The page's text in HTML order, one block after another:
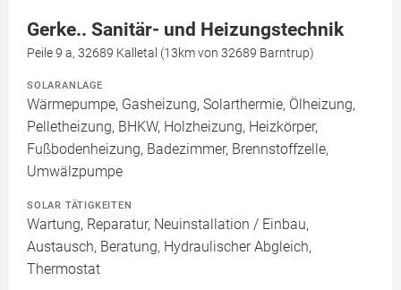
Gerke.. Sanitär- und Heizungstechnik
Peile 9 a, 32689 Kalletal (13km von 32689 Barntrup)
SOLARANLAGE
Wärmepumpe, Gasheizung, Solarthermie, Ölheizung,
Pelletheizung, BHKW, Holzheizung, Heizkörper,
Fußbodenheizung, Badezimmer, Brennstoffzelle,
Umwälzpumpe
SOLAR TÄTIGKEITEN
Wartung, Reparatur, Neuinstallation / Einbau,
Austausch, Beratung, Hydraulischer Abgleich,
Thermostat